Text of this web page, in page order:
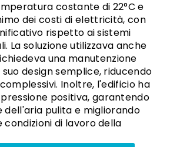
costante di 22°C e
dei costi di elettricità, con
rispetto ai sistemi
La soluzione utilizzava anche
una manutenzione
design semplice, riducendo
Inoltre, l'edificio ha
positiva, garantendo
dell'aria pulita e migliorando
di lavoro della